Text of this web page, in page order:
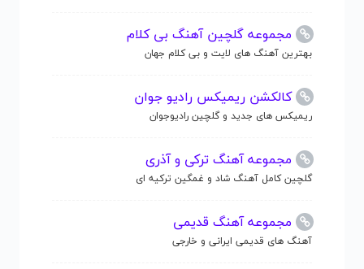
مجموعه گلچین آهنگ بی کلام
بهترین آهنگ های لایت و بی کلام جهان
کالکشن ریمیکس رادیو جوان
ریمیکس های جدید و گلچین رادیوجوان
مجموعه آهنگ ترکی و آذری
گلچین کامل آهنگ شاد و غمگین ترکیه ای
مجموعه آهنگ قدیمی
آهنگ های قدیمی ایرانی و خارجی